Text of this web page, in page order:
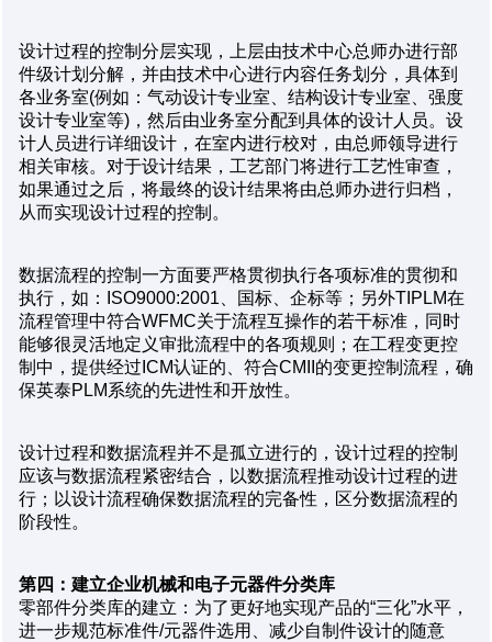
设计过程的控制分层实现，上层由技术中心总师办进行部
件级计划分解，并由技术中心进行内容任务划分，具体到
各业务室(例如：气动设计专业室、结构设计专业室、强度
设计专业室等)，然后由业务室分配到具体的设计人员。设
计人员进行详细设计，在室内进行校对，由总师领导进行
相关审核。对于设计结果，工艺部门将进行工艺性审查，
如果通过之后，将最终的设计结果将由总师办进行归档，
从而实现设计过程的控制。
数据流程的控制一方面要严格贯彻执行各项标准的贯彻和
执行，如：ISO9000:2001、国标、企标等；另外TIPLM在
流程管理中符合WFMC关于流程互操作的若干标准，同时
能够很灵活地定义审批流程中的各项规则；在工程变更控
制中，提供经过ICM认证的、符合CMII的变更控制流程，确
保英泰PLM系统的先进性和开放性。
设计过程和数据流程并不是孤立进行的，设计过程的控制
应该与数据流程紧密结合，以数据流程推动设计过程的进
行；以设计流程确保数据流程的完备性，区分数据流程的
阶段性。
第四：建立企业机械和电子元器件分类库
零部件分类库的建立：为了更好地实现产品的“三化”水平，
进一步规范标准件/元器件选用、减少自制件设计的随意